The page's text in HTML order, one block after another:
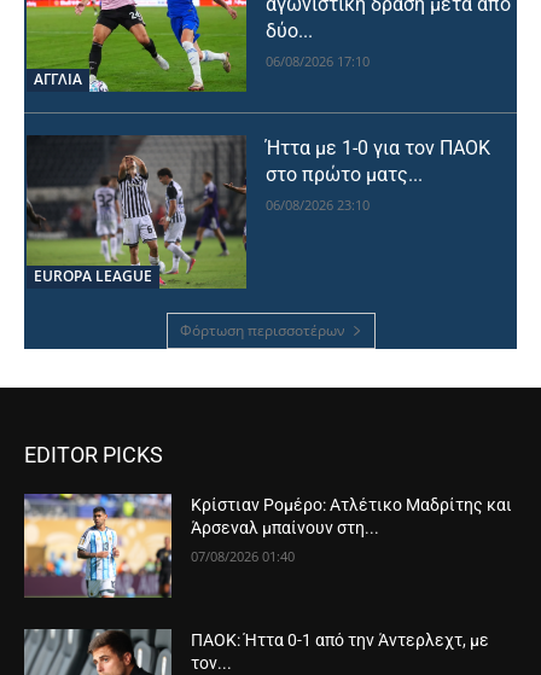
ΑΓΓΛΙΑ
δύο...
06/08/2026 17:10
EUROPA LEAGUE
Ήττα με 1-0 για τον ΠΑΟΚ
στο πρώτο ματς...
06/08/2026 23:10
Φόρτωση περισσοτέρων
EDITOR PICKS
Κρίστιαν Ρομέρο: Ατλέτικο Μαδρίτης και
Άρσεναλ μπαίνουν στη...
07/08/2026 01:40
ΠΑΟΚ: Ήττα 0-1 από την Άντερλεχτ, με
τον...